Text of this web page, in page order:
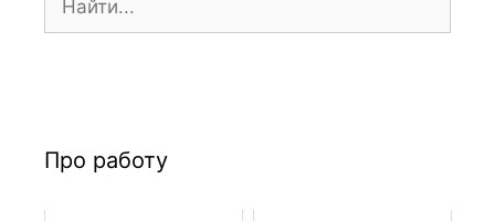
Про работу